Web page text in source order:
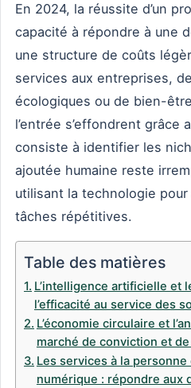
En 2024, la réussite d’un
capacité à répondre à une
une structure de coûts
services aux entreprises,
écologiques ou de bien-
l’entrée s’effondrent grâce
consiste à identifier les
ajoutée humaine reste
utilisant la technologie
tâches répétitives.
Table des matières
L’intelligence artificielle et
l’efficacité au service des
L’économie circulaire et
marché de conviction et
Les services à la personne
numérique : répondre aux